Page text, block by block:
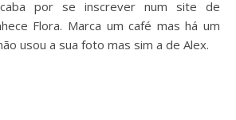
por se inscrever num site de
Flora. Marca um café mas há um
usou a sua foto mas sim a de Alex.